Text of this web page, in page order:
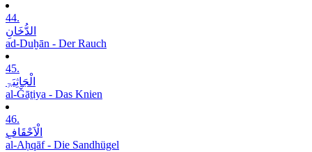
44.
الدُّخَانِ
ad-Duḫān - Der Rauch
45.
الْجَاثِیَۃِ
al-Ǧāṯiya - Das Knien
46.
الْاَحْقَافِ
al-Aḥqāf - Die Sandhügel